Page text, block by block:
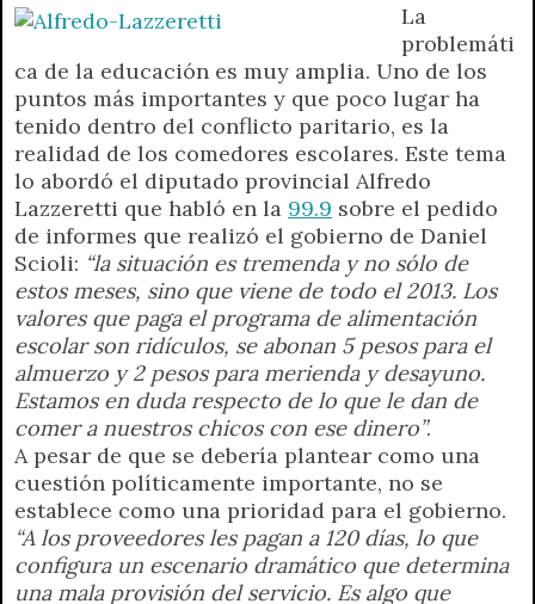
y
La
problemáti
ca de la educación es muy amplia. Uno de los
puntos más importantes y que poco lugar ha
tenido dentro del conflicto paritario, es la
realidad de los comedores escolares. Este tema
lo abordó el diputado provincial Alfredo
Lazzeretti que habló en la 99.9 sobre el pedido
de informes que realizó el gobierno de Daniel
Scioli: “la situación es tremenda y no sólo de
estos meses, sino que viene de todo el 2013. Los
valores que paga el programa de alimentación
escolar son ridículos, se abonan 5 pesos para el
almuerzo y 2 pesos para merienda y desayuno.
Estamos en duda respecto de lo que le dan de
comer a nuestros chicos con ese dinero”.
A pesar de que se debería plantear como una
cuestión políticamente importante, no se
establece como una prioridad para el gobierno.
“A los proveedores les pagan a 120 días, lo que
configura un escenario dramático que determina
una mala provisión del servicio. Es algo que